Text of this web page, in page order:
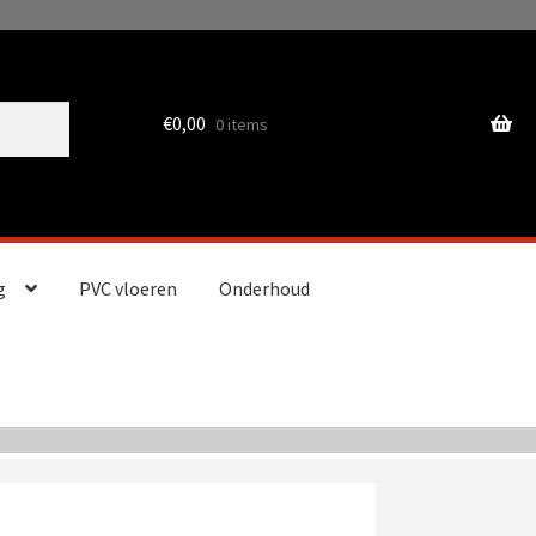
PVC vloeren Onderhoud
€0,00 0 items